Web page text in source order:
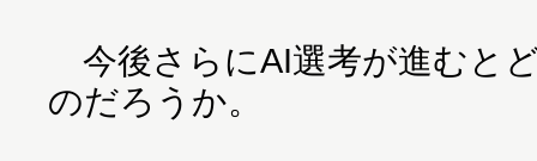
今後さらにAI選考が進むと
のだろうか。